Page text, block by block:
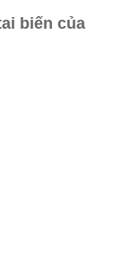
biến của